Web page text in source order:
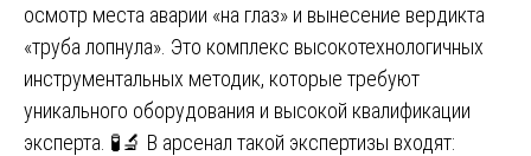
осмотр места аварии «на глаз» и вынесение вердикта
«труба лопнула». Это комплекс высокотехнологичных
инструментальных методик, которые требуют
уникального оборудования и высокой квалификации
эксперта. 🧪🔬 В арсенал такой экспертизы входят: